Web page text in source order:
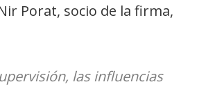
Porat, socio de la firma,
las influencias